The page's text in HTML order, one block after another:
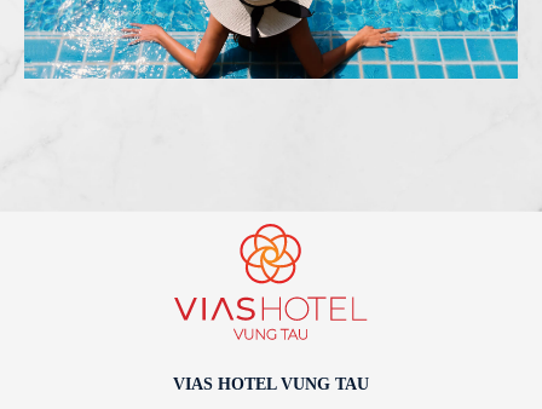
VIAS HOTEL VUNG TAU